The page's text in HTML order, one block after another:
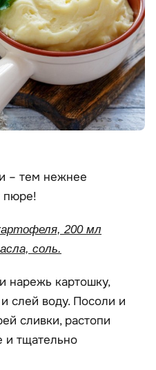
– тем нежнее
пюре!
200 мл
соль.
нарежь картошку,
слей воду. Посоли и
сливки, растопи
и тщательно